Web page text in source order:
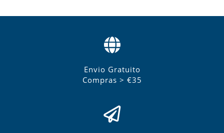
Envio Gratuito
Compras > €35